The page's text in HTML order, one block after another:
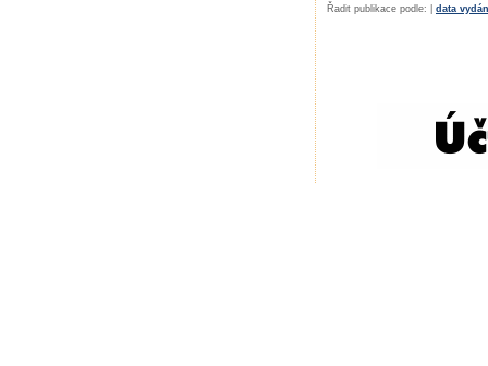
Řadit publikace podle: | data